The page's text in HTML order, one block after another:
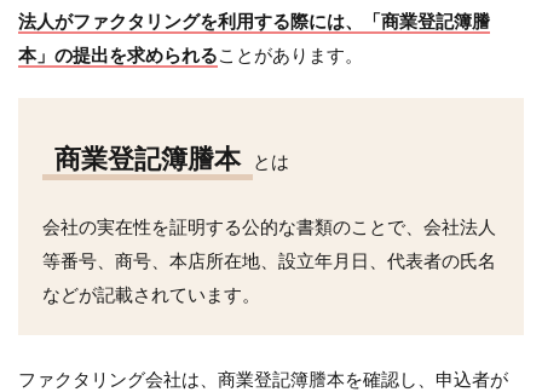
法人がファクタリングを利用する際には、「商業登記簿謄
本」の提出を求められることがあります。
商業登記簿謄本 とは
会社の実在性を証明する公的な書類のことで、会社法人
等番号、商号、本店所在地、設立年月日、代表者の氏名
などが記載されています。
ファクタリング会社は、商業登記簿謄本を確認し、申込者が